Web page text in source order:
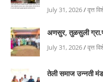
July 31, 2026/वृत्त
अणसुर, तुळसुली
July 31, 2026/वृत्त
तेली समाज उन्नती